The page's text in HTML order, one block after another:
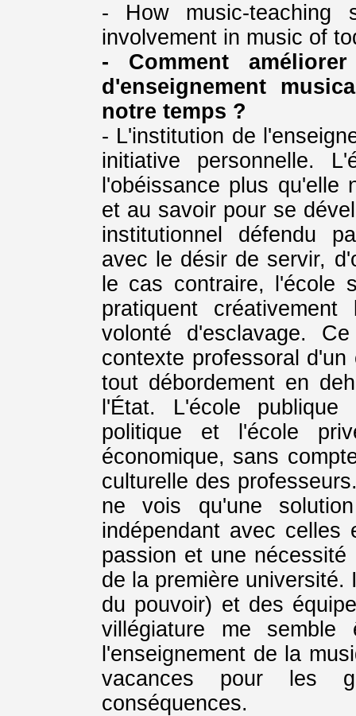
- How music-teaching
involvement in music of
- Comment
d'enseignement
notre temps ?
- L'institution de
initiative personnelle.
l'obéissance plus qu'elle
et au savoir pour se
institutionnel défendu
avec le désir de servir,
le cas contraire, l'école
pratiquent
volonté d'esclavage.
contexte professoral
tout débordement en
l'État. L'école
politique et l'école
économique, sans
culturelle des
ne vois qu'une
indépendant avec
passion et une
de la première
du pouvoir) et des
villégiature me
l'enseignement de la
vacances pour les
conséquences.